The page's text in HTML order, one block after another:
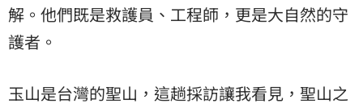
解。他們既是救護員、工程師，更是大自然的守
護者。
玉山是台灣的聖山，這趟採訪讓我看見，聖山之